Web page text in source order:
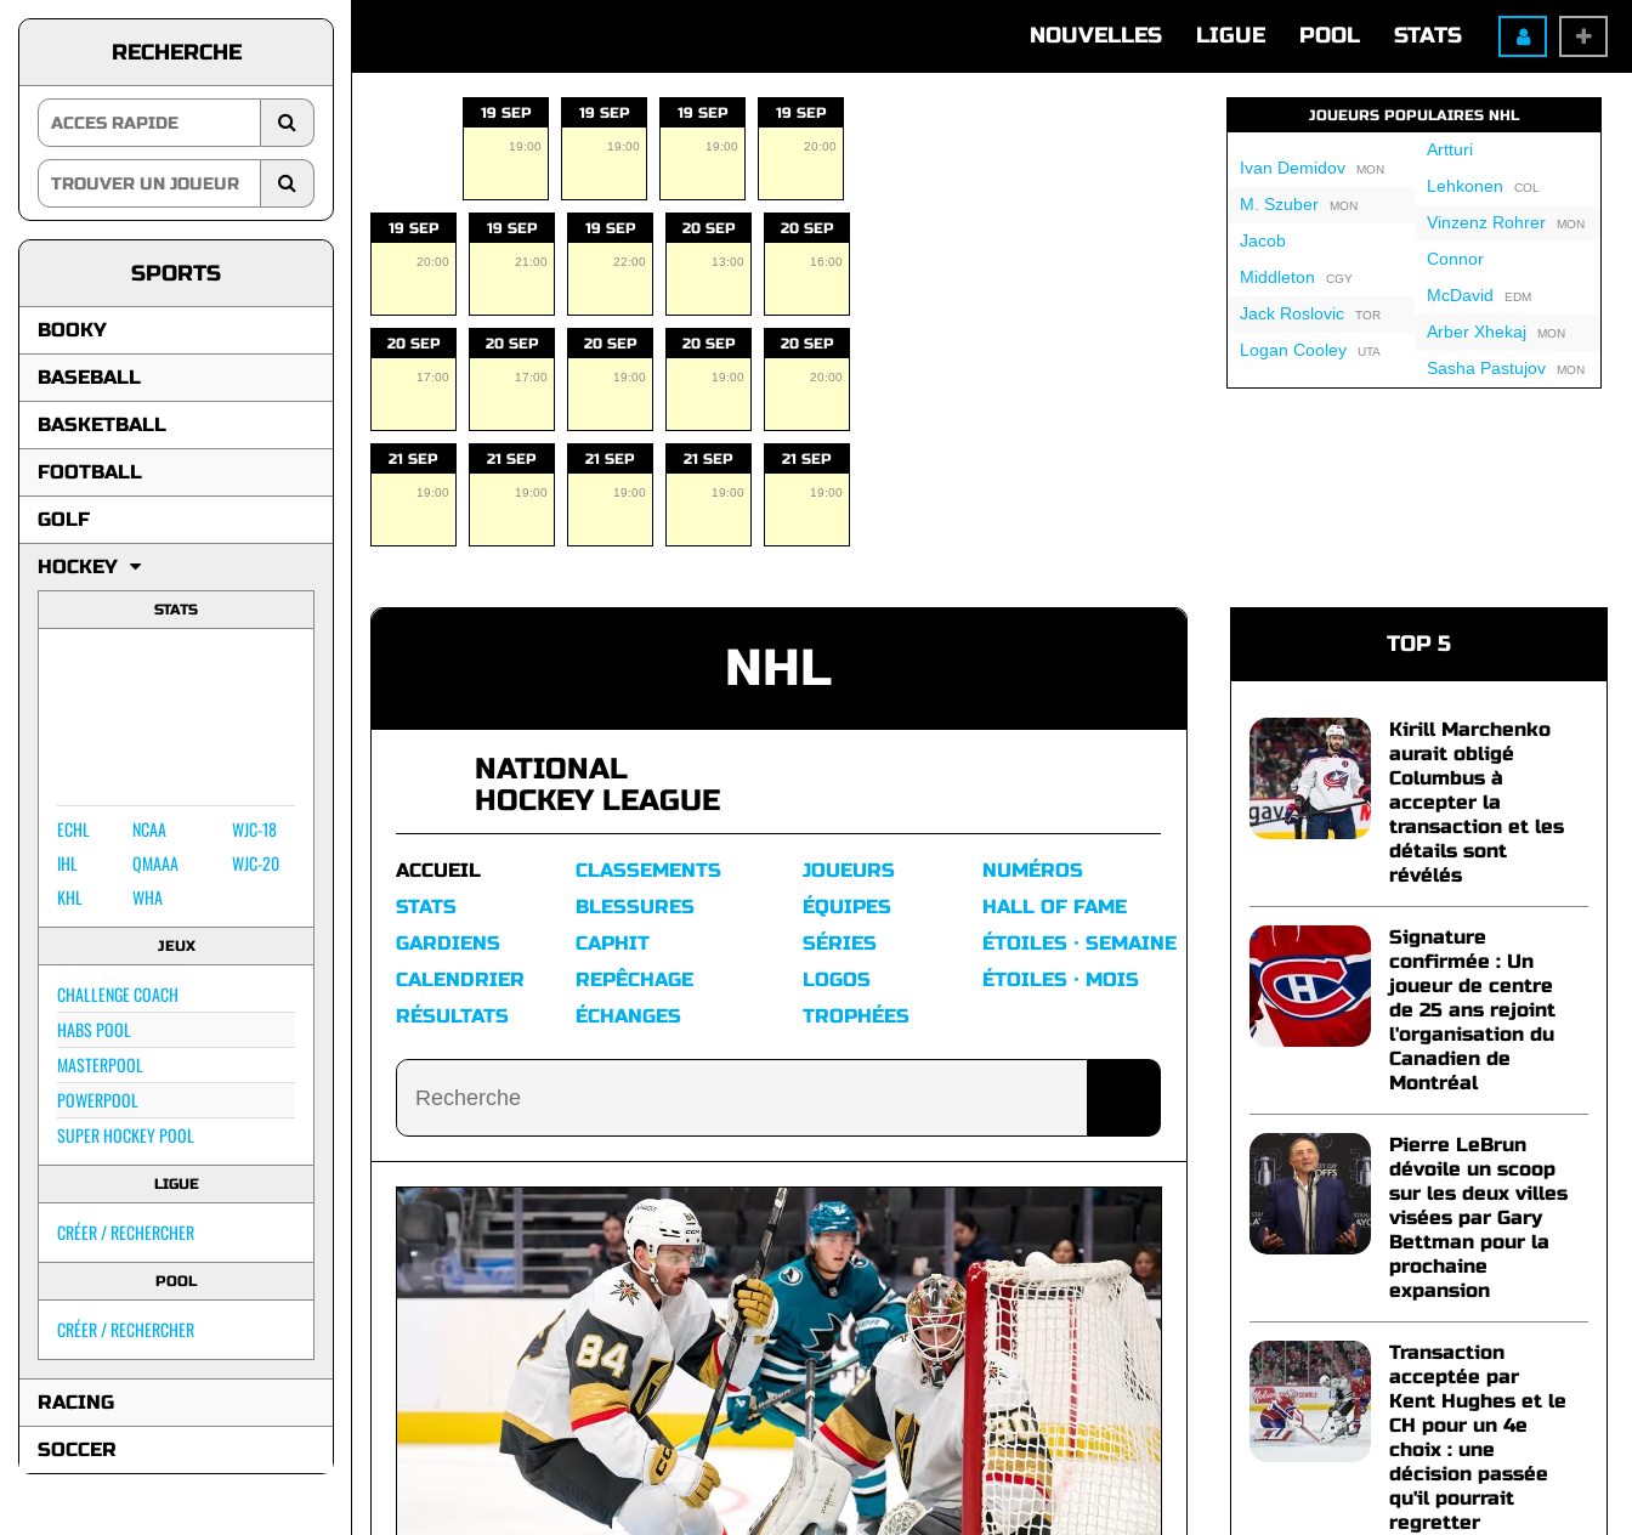
NOUVELLES LIGUE POOL STATS
RECHERCHE
SPORTS
BOOKY
BASEBALL
BASKETBALL
FOOTBALL
GOLF
HOCKEY
STATS
ECHL
IHL
KHL
NCAA
QMAAA
WHA
WJC-18
WJC-20
JEUX
CHALLENGE COACH
HABS POOL
MASTERPOOL
POWERPOOL
SUPER HOCKEY POOL
LIGUE
CRÉER / RECHERCHER
POOL
CRÉER / RECHERCHER
RACING
SOCCER
19 SEP
19:00
19 SEP
19:00
19 SEP
19:00
19 SEP
20:00
19 SEP
20:00
19 SEP
21:00
19 SEP
22:00
20 SEP
13:00
20 SEP
16:00
20 SEP
17:00
20 SEP
17:00
20 SEP
19:00
20 SEP
19:00
20 SEP
20:00
21 SEP
19:00
21 SEP
19:00
21 SEP
19:00
21 SEP
19:00
21 SEP
19:00
JOUEURS POPULAIRES NHL
Ivan DemidovMON
M. SzuberMON
Jacob
Middleton CGY
Jack RoslovicTOR
Logan CooleyUTA
Artturi
Lehkonen COL
Vinzenz RohrerMON
Connor
McDavid EDM
Arber XhekajMON
Sasha PastujovMON
NHL
NATIONAL
HOCKEY LEAGUE
ACCUEIL
STATS
GARDIENS
CALENDRIER
RÉSULTATS
CLASSEMENTS
BLESSURES
CAPHIT
REPÊCHAGE
ÉCHANGES
JOUEURS
ÉQUIPES
SÉRIES
LOGOS
TROPHÉES
NUMÉROS
HALL OF FAME
ÉTOILES · SEMAINE
ÉTOILES · MOIS
TOP 5
Kirill Marchenko
aurait obligé
Columbus à
accepter la
transaction et les
détails sont
révélés
Signature
confirmée : Un
joueur de centre
de 25 ans rejoint
l'organisation du
Canadien de
Montréal
Pierre LeBrun
dévoile un scoop
sur les deux villes
visées par Gary
Bettman pour la
prochaine
expansion
Transaction
acceptée par
Kent Hughes et le
CH pour un 4e
choix : une
décision passée
qu'il pourrait
regretter